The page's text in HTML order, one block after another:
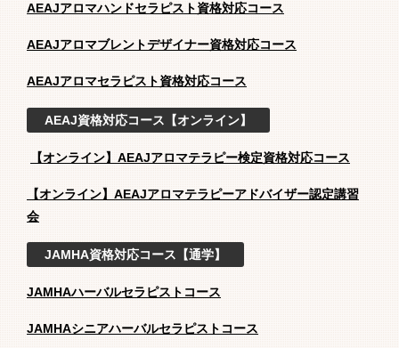
AEAJアロマハンドセラピスト資格対応コース
AEAJアロマブレントデザイナー資格対応コース
AEAJアロマセラピスト資格対応コース
AEAJ資格対応コース【オンライン】
【オンライン】AEAJアロマテラピー検定資格対応コース
【オンライン】AEAJアロマテラピーアドバイザー認定講習
会
JAMHA資格対応コース【通学】
JAMHAハーバルセラピストコース
JAMHAシニアハーバルセラピストコース